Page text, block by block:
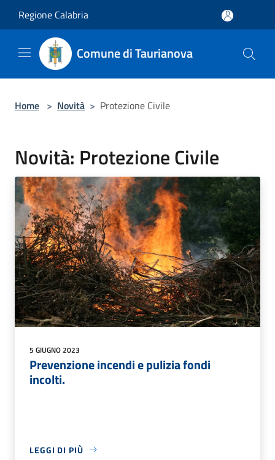
Regione Calabria
Comune di Taurianova
Home > Novità > Protezione Civile
Novità: Protezione Civile
5 GIUGNO 2023
Prevenzione incendi e pulizia fondi
incolti.
LEGGI DI PIÙ